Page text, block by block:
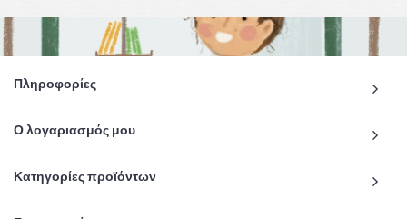
Πληροφορίες
Ο λογαριασμός μου
Κατηγορίες προϊόντων